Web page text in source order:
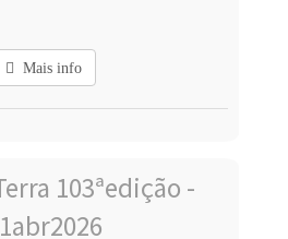
Mais info